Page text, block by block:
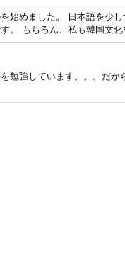
始めました。 日本語を少
。 もちろん、私も韓国文
勉強しています。。。だか